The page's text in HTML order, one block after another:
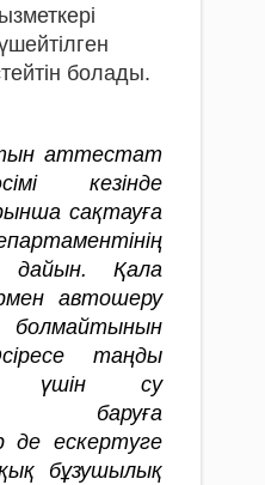
болады.
аттестат
кезінде
сақтауға
дайын. Қала
автошеру
таңды
үшін су
баруға
де ескертуге
бұзушылық